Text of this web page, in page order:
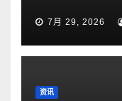
7月 29, 2026
资讯